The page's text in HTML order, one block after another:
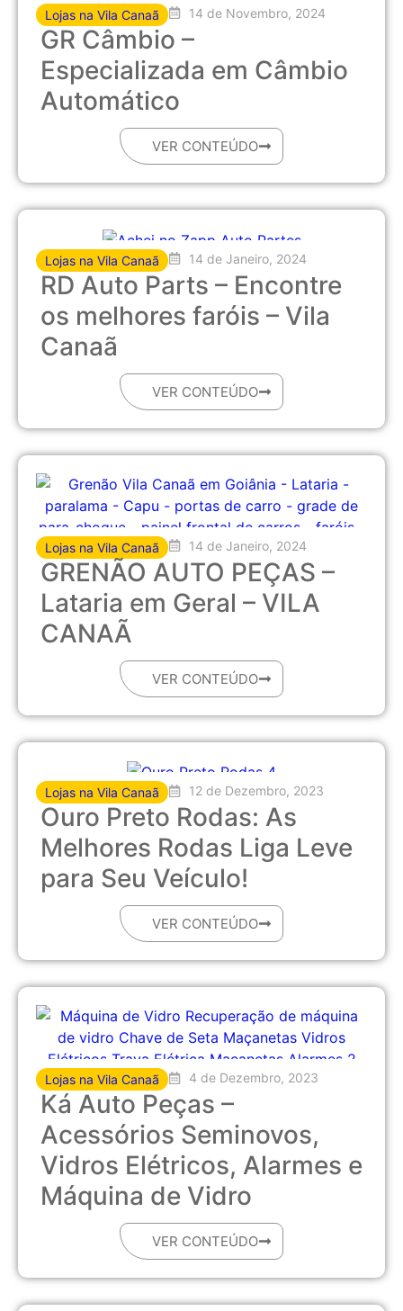
Lojas na Vila Canaã 14 de Novembro, 2024
GR Câmbio –
Especializada em Câmbio
Automático
VER CONTEÚDO
Lojas na Vila Canaã 14 de Janeiro, 2024
RD Auto Parts – Encontre
os melhores faróis – Vila
Canaã
VER CONTEÚDO
Lojas na Vila Canaã 14 de Janeiro, 2024
GRENÃO AUTO PEÇAS –
Lataria em Geral – VILA
CANAÃ
VER CONTEÚDO
Lojas na Vila Canaã 12 de Dezembro, 2023
Ouro Preto Rodas: As
Melhores Rodas Liga Leve
para Seu Veículo!
VER CONTEÚDO
Lojas na Vila Canaã 4 de Dezembro, 2023
Ká Auto Peças –
Acessórios Seminovos,
Vidros Elétricos, Alarmes e
Máquina de Vidro
VER CONTEÚDO